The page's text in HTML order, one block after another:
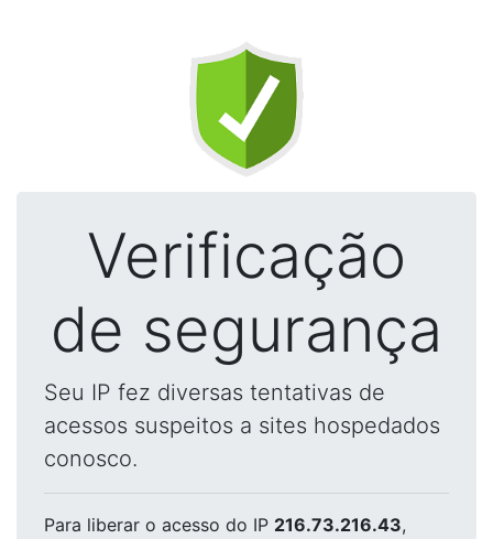
Verificação
de segurança
Seu IP fez diversas tentativas de
acessos suspeitos a sites hospedados
conosco.
Para liberar o acesso do IP 216.73.216.43,